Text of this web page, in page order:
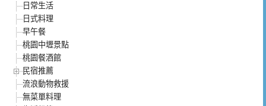
日常生活
日式料理
早午餐
桃園中壢景點
桃園餐酒館
民宿推薦
流浪動物救援
無菜單料理